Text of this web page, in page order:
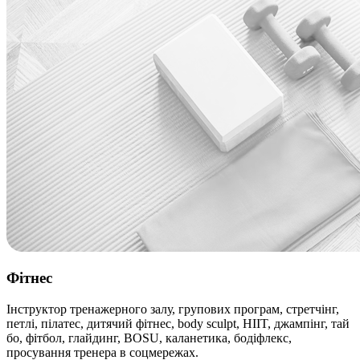
Фітнес
Інструктор тренажерного залу, групових програм, стретчінг,
петлі, пілатес, дитячий фітнес, body sculpt, HIIT, джампінг, тай
бо, фітбол, глайдинг, BOSU, каланетика, бодіфлекс,
просування тренера в соцмережах.